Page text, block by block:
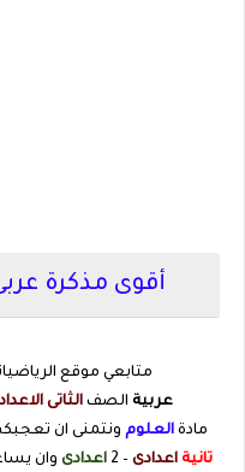
أقوى مذكرة
متابعي موقع
عربيةالصفالثاتى
مادةالعلومونتمنى ان
تانيةاعدادى– 2 اعدادىوان